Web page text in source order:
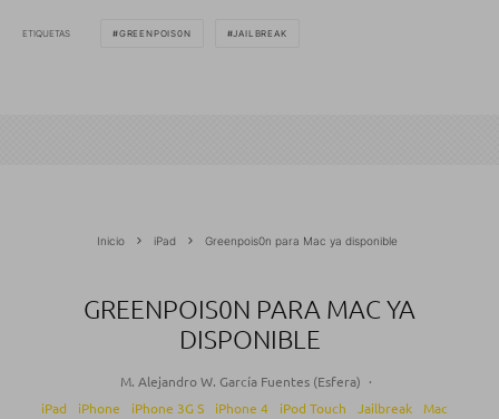
ETIQUETAS GREENPOIS0N JAILBREAK
Inicio iPad Greenpois0n para Mac ya disponible
GREENPOIS0N PARA MAC YA
DISPONIBLE
M. Alejandro W. García Fuentes (Esfera) ·
iPad
iPhone iPhone 3G S iPhone 4 iPod Touch Jailbreak
Mac